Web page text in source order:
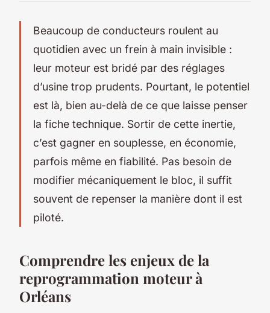
Beaucoup de conducteurs roulent au
quotidien avec un frein à main invisible :
leur moteur est bridé par des réglages
d’usine trop prudents. Pourtant, le potentiel
est là, bien au-delà de ce que laisse penser
la fiche technique. Sortir de cette inertie,
c’est gagner en souplesse, en économie,
parfois même en fiabilité. Pas besoin de
modifier mécaniquement le bloc, il suffit
souvent de repenser la manière dont il est
piloté.
Comprendre les enjeux de la
reprogrammation moteur à
Orléans